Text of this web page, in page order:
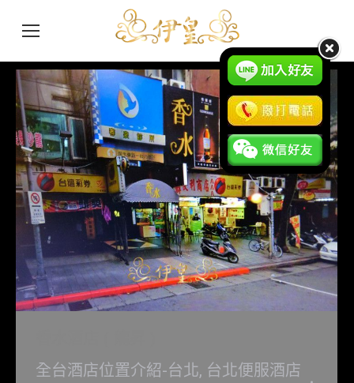
全台酒店位置介紹-台北, 台北便服酒店